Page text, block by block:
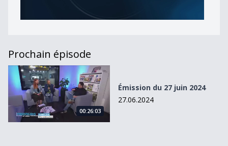
Prochain épisode
Émission du 27 juin 2024
00:26:03
Émission du 27 juin 2024
27.06.2024